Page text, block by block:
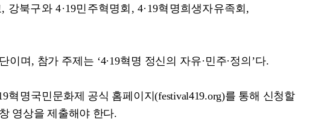
, 강북구와4·19민주혁명회 , 4·19혁명희생자유족회 ,
이며 , 참가 주제는 ‘4·19혁명 정신의 자유· 민주·정의 ’다.
혁명국민문화제 공식 홈페이지(festival419.org)를 통해 신청할
영상을 제출해야 한다.